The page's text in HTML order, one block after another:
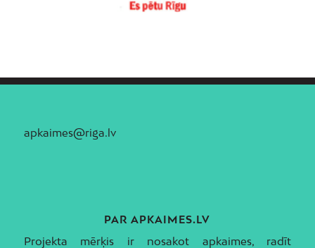
apkaimes@riga.lv
PAR APKAIMES.LV
Projekta mērķis ir nosakot apkaimes, radīt